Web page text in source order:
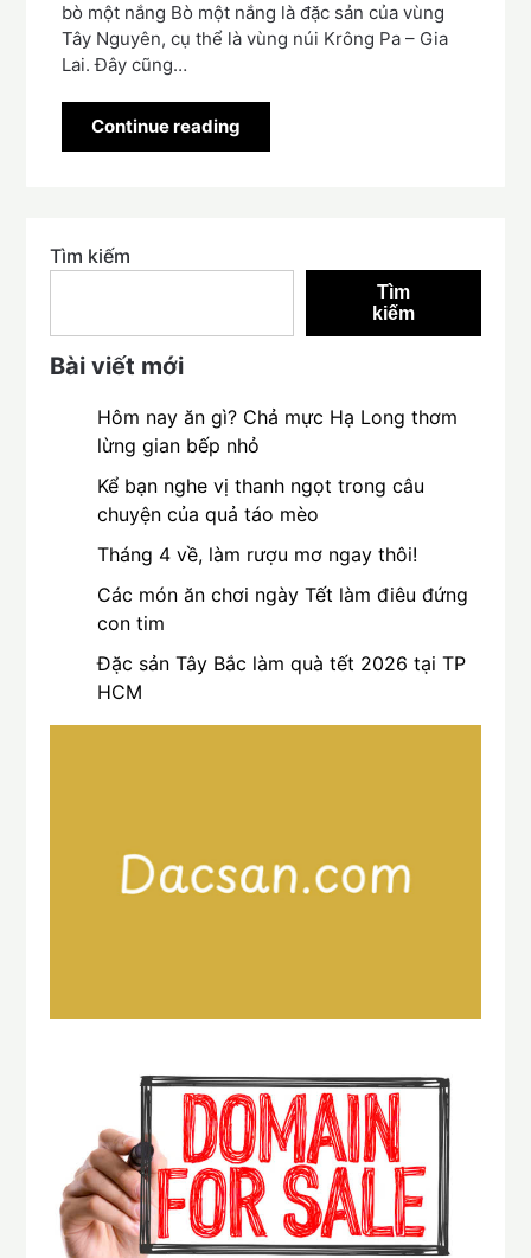
bò một nắng Bò một nắng là đặc sản của vùng
Tây Nguyên, cụ thể là vùng núi Krông Pa – Gia
Lai. Đây cũng…
Continue reading
Tìm kiếm
Tìm
kiếm
Bài viết mới
Hôm nay ăn gì? Chả mực Hạ Long thơm
lừng gian bếp nhỏ
Kể bạn nghe vị thanh ngọt trong câu
chuyện của quả táo mèo
Tháng 4 về, làm rượu mơ ngay thôi!
Các món ăn chơi ngày Tết làm điêu đứng
con tim
Đặc sản Tây Bắc làm quà tết 2026 tại TP
HCM